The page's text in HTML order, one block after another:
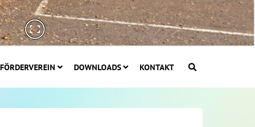
FÖRDERVEREIN DOWNLOADS KONTAKT